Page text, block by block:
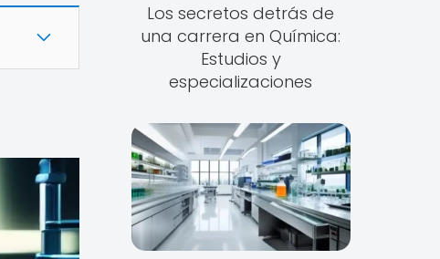
Los secretos detrás de
una carrera en Química:
Estudios y
especializaciones